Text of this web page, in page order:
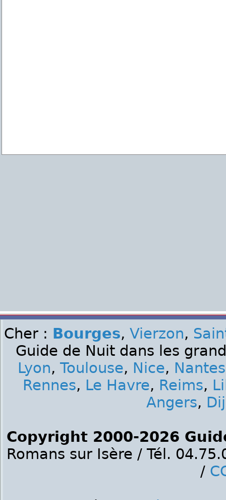
Cher : Bourges, Vierzon,
Guide de Nuit dans les
Lyon, Toulouse, Nice, Nantes
Rennes, Le Havre, Reims,
Angers,
Copyright 2000-2026
Romans sur Isère / Tél.
/